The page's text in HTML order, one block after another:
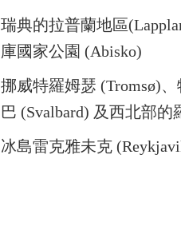
瑞典的拉普蘭地區
庫國家公園 (Abisko)
挪威特羅姆瑟 (Tromsø)
巴 (Svalbard) 及西北部的
冰島雷克雅未克